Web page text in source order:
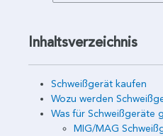
Inhaltsverzeichnis
Schweißgerät kaufen
Wozu werden
Was für Schweißgeräte
MIG/MAG